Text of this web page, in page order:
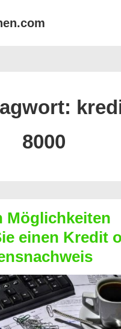
8000
Möglichkeiten
einen Kredit